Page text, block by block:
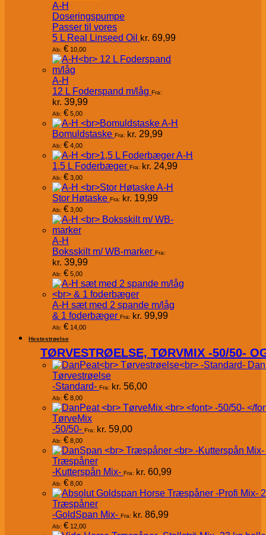
A-H
Doseringspumpe
Passer til vores
5 L Real Linseed Oil kr. 69,99
Ab: € 10,00
A-H
12 L Foderspand m/låg Fra:
kr. 39,99
Ab: € 5,00
A-H
Bomuldstaske Fra: kr. 29,99
Ab: € 4,00
A-H
1,5 L Foderbæger Fra: kr. 24,99
Ab: € 3,00
A-H
Stor Høtaske Fra: kr. 19,99
Ab: € 3,00
A-H
Boksskilt m/ WB-marker Fra:
kr. 39,99
Ab: € 5,00
A-H sæt med 2 spande m/låg
& 1 foderbæger Fra: kr. 99,99
Ab: € 14,00
Hestestrøelse
TØRVESTRØELSE, TØRVMIX -50/50-
Tørvestrøelse
-Standard- Fra: kr. 56,00
Ab: € 8,00
TørveMix
-50/50- Fra: kr. 59,00
Ab: € 8,00
Træspåner
-Kutterspån Mix- Fra: kr. 60,99
Ab: € 8,00
Træspåner
-GoldSpan Mix- Fra: kr. 86,99
Ab: € 12,00